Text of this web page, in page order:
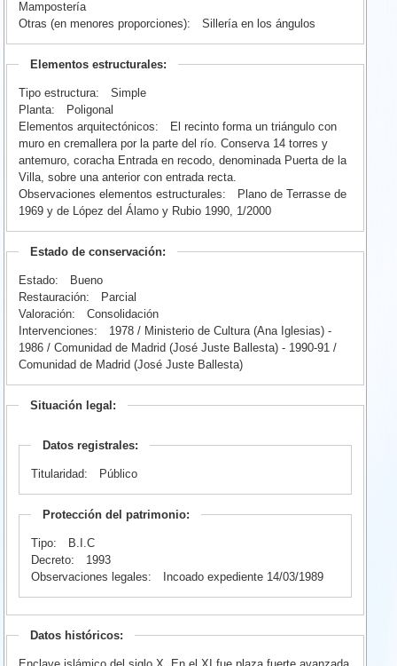
Mampostería
Otras (en menores proporciones):
Sillería en los ángulos
Elementos estructurales:
Tipo estructura:
Simple
Planta:
Poligonal
Elementos arquitectónicos:
El recinto forma un triángulo con
muro en cremallera por la parte del río. Conserva 14 torres y
antemuro, coracha Entrada en recodo, denominada Puerta de la
Villa, sobre una anterior con entrada recta.
Observaciones elementos estructurales:
Plano de Terrasse de
1969 y de López del Álamo y Rubio 1990, 1/2000
Estado de conservación:
Estado:
Bueno
Restauración:
Parcial
Valoración:
Consolidación
Intervenciones:
1978 / Ministerio de Cultura (Ana Iglesias) -
1986 / Comunidad de Madrid (José Juste Ballesta) - 1990-91 /
Comunidad de Madrid (José Juste Ballesta)
Situación legal:
Datos registrales:
Titularidad: Público
Protección del patrimonio:
Tipo:
B.I.C
Decreto:
1993
Observaciones legales:
Incoado expediente 14/03/1989
Datos históricos: